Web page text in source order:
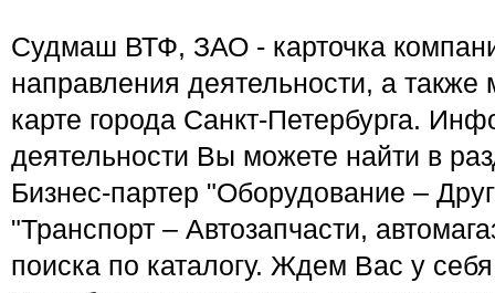
Судмаш ВТФ, ЗАО - карточка
направления деятельности, а
карте города Санкт-Петербурга.
деятельности Вы можете найти в
Бизнес-партер "Оборудование –
"Транспорт – Автозапчасти,
поиска по каталогу. Ждем Вас у